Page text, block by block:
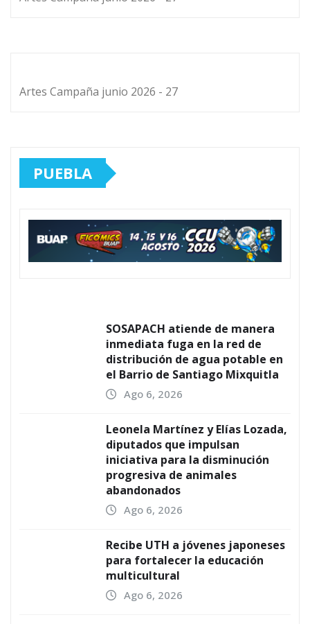
Artes Campaña junio 2026 - 27
PUEBLA
SOSAPACH atiende de manera
inmediata fuga en la red de
distribución de agua potable en
el Barrio de Santiago Mixquitla
Ago 6, 2026
Leonela Martínez y Elías Lozada,
diputados que impulsan
iniciativa para la disminución
progresiva de animales
abandonados
Ago 6, 2026
Recibe UTH a jóvenes japoneses
para fortalecer la educación
multicultural
Ago 6, 2026